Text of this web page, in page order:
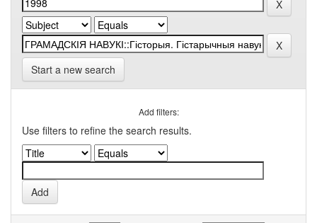
Start a new search
Add filters:
Use filters to refine the search results.